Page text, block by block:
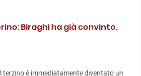
Biraghi ha già convinto,
terzino è immediatamente diventato un